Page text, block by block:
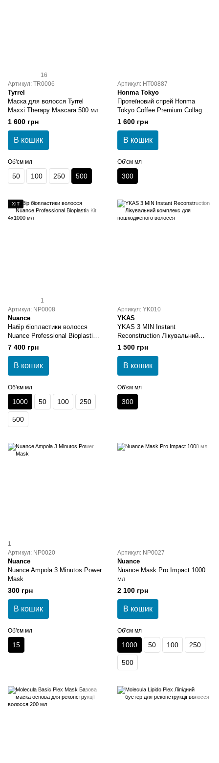
16
Артикул: TR0006
Tyrrel
Маска для волосся Tyrrel
Maxxi Therapy Mascara 500 мл
1 600 грн
В кошик
Об'єм мл
50 100 250 500
Артикул: HT00887
Honma Tokyo
Протеїновий спрей Honma
Tokyo Coffee Premium Collagen
Spray 300 мл
1 600 грн
В кошик
Об'єм мл
300
ХІТ
1
Артикул: NP0008
Nuance
Набір біопластики волосся
Nuance Professional Bioplastia
Kit 4х1000 мл
7 400 грн
В кошик
Об'єм мл
1000 50 100 250
500
Артикул: YK010
YKAS
YKAS 3 MIN Instant
Reconstruction Лікувальний
комплекс для пошкодженого
волосся
1 500 грн
В кошик
Об'єм мл
300
1
Артикул: NP0020
Nuance
Nuance Ampola 3 Minutos Power
Mask
300 грн
В кошик
Об'єм мл
15
Артикул: NP0027
Nuance
Nuance Mask Pro Impact 1000
мл
2 100 грн
В кошик
Об'єм мл
1000 50 100 250
500